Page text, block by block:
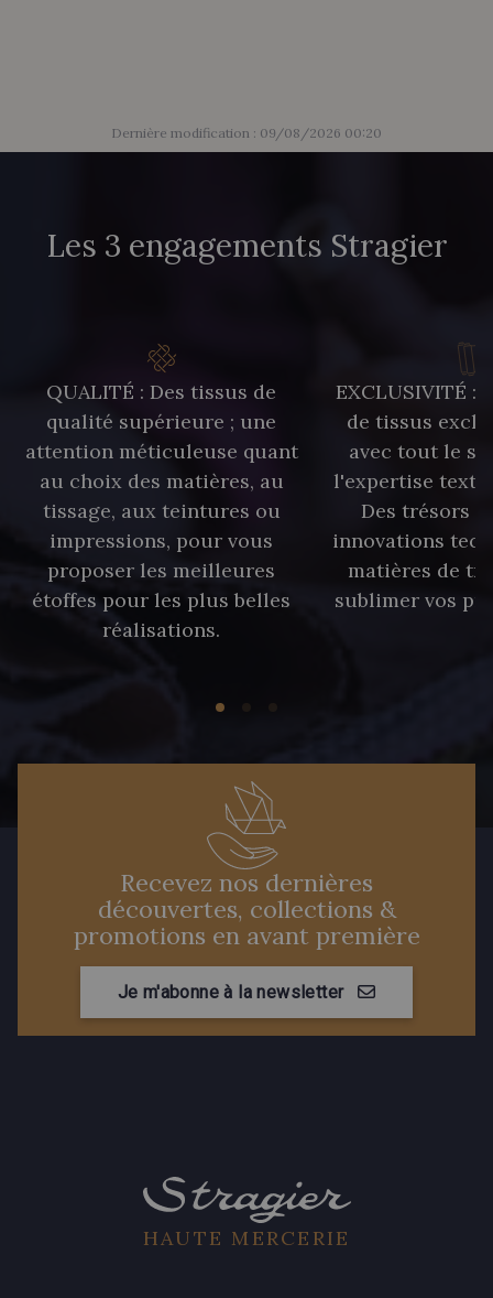
Dernière modification : 09/08/2026 00:20
Les 3 engagements Stragier
QUALITÉ : Des tissus de
qualité supérieure ; une
attention méticuleuse quant
au choix des matières, au
tissage, aux teintures ou
impressions, pour vous
proposer les meilleures
étoffes pour les plus belles
réalisations.
EXCLUSIVITÉ :
de tissus
avec tout le
l'expertise
Des trésors
innovations
matières de
sublimer vos
Recevez nos dernières
découvertes, collections &
promotions en avant première
Je m'abonne à la newsletter
HAUTE MERCERIE